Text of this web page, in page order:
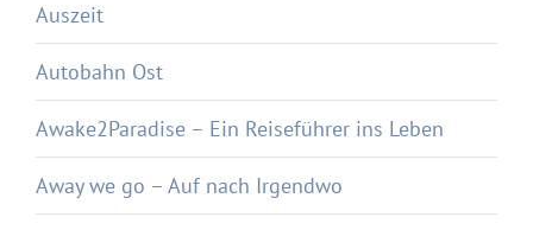
Auszeit
Autobahn Ost
Awake2Paradise – Ein Reiseführer ins Leben
Away we go – Auf nach Irgendwo